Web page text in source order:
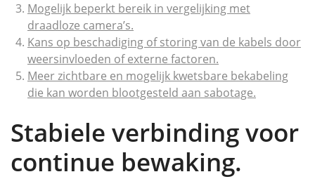
Mogelijk beperkt bereik in vergelijking met
draadloze camera’s.
Kans op beschadiging of storing van de kabels door
weersinvloeden of externe factoren.
Meer zichtbare en mogelijk kwetsbare bekabeling
die kan worden blootgesteld aan sabotage.
Stabiele verbinding voor
continue bewaking.